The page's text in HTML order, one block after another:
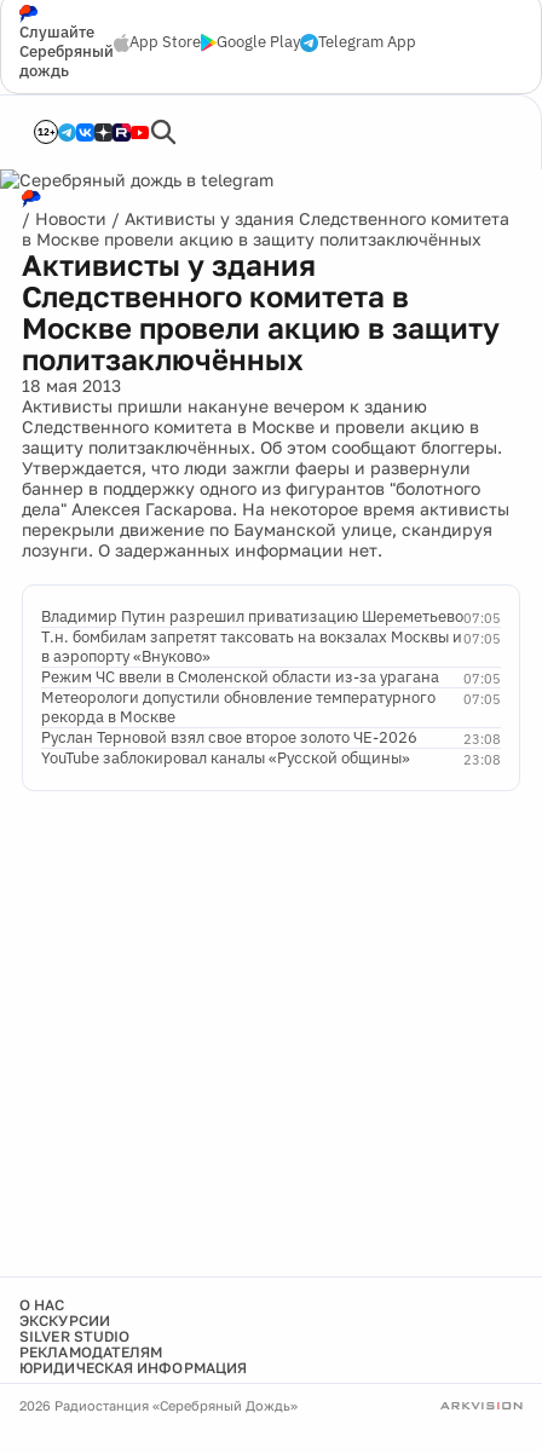
Слушайте
Серебряный
дождь
App Store Google Play Telegram App
12+
/ Новости / Активисты у здания Следственного комитета
в Москве провели акцию в защиту политзаключённых
Активисты у здания
Следственного комитета в
Москве провели акцию в защиту
политзаключённых
18 мая 2013
Активисты пришли накануне вечером к зданию
Следственного комитета в Москве и провели акцию в
защиту политзаключённых. Об этом сообщают блоггеры.
Утверждается, что люди зажгли фаеры и развернули
баннер в поддержку одного из фигурантов "болотного
дела" Алексея Гаскарова. На некоторое время активисты
перекрыли движение по Бауманской улице, скандируя
лозунги. О задержанных информации нет.
07:05
Владимир Путин разрешил приватизацию Шереметьево
07:05
Т.н. бомбилам запретят таксовать на вокзалах Москвы и
в аэропорту «Внуково»
07:05
Режим ЧС ввели в Смоленской области из-за урагана
07:05
Метеорологи допустили обновление температурного
рекорда в Москве
23:08
Руслан Терновой взял свое второе золото ЧЕ-2026
23:08
YouTube заблокировал каналы «Русской общины»
О НАС
ЭКСКУРСИИ
SILVER STUDIO
РЕКЛАМОДАТЕЛЯМ
ЮРИДИЧЕСКАЯ ИНФОРМАЦИЯ
2026 Радиостанция «Серебряный Дождь»